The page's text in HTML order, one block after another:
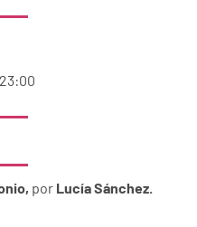
porLucía Sánchez.